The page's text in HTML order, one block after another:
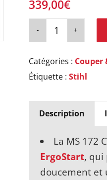
339,00€
Catégories : Couper
Étiquette : Stihl
Description
La MS 172
ErgoStart, qui
doucement et